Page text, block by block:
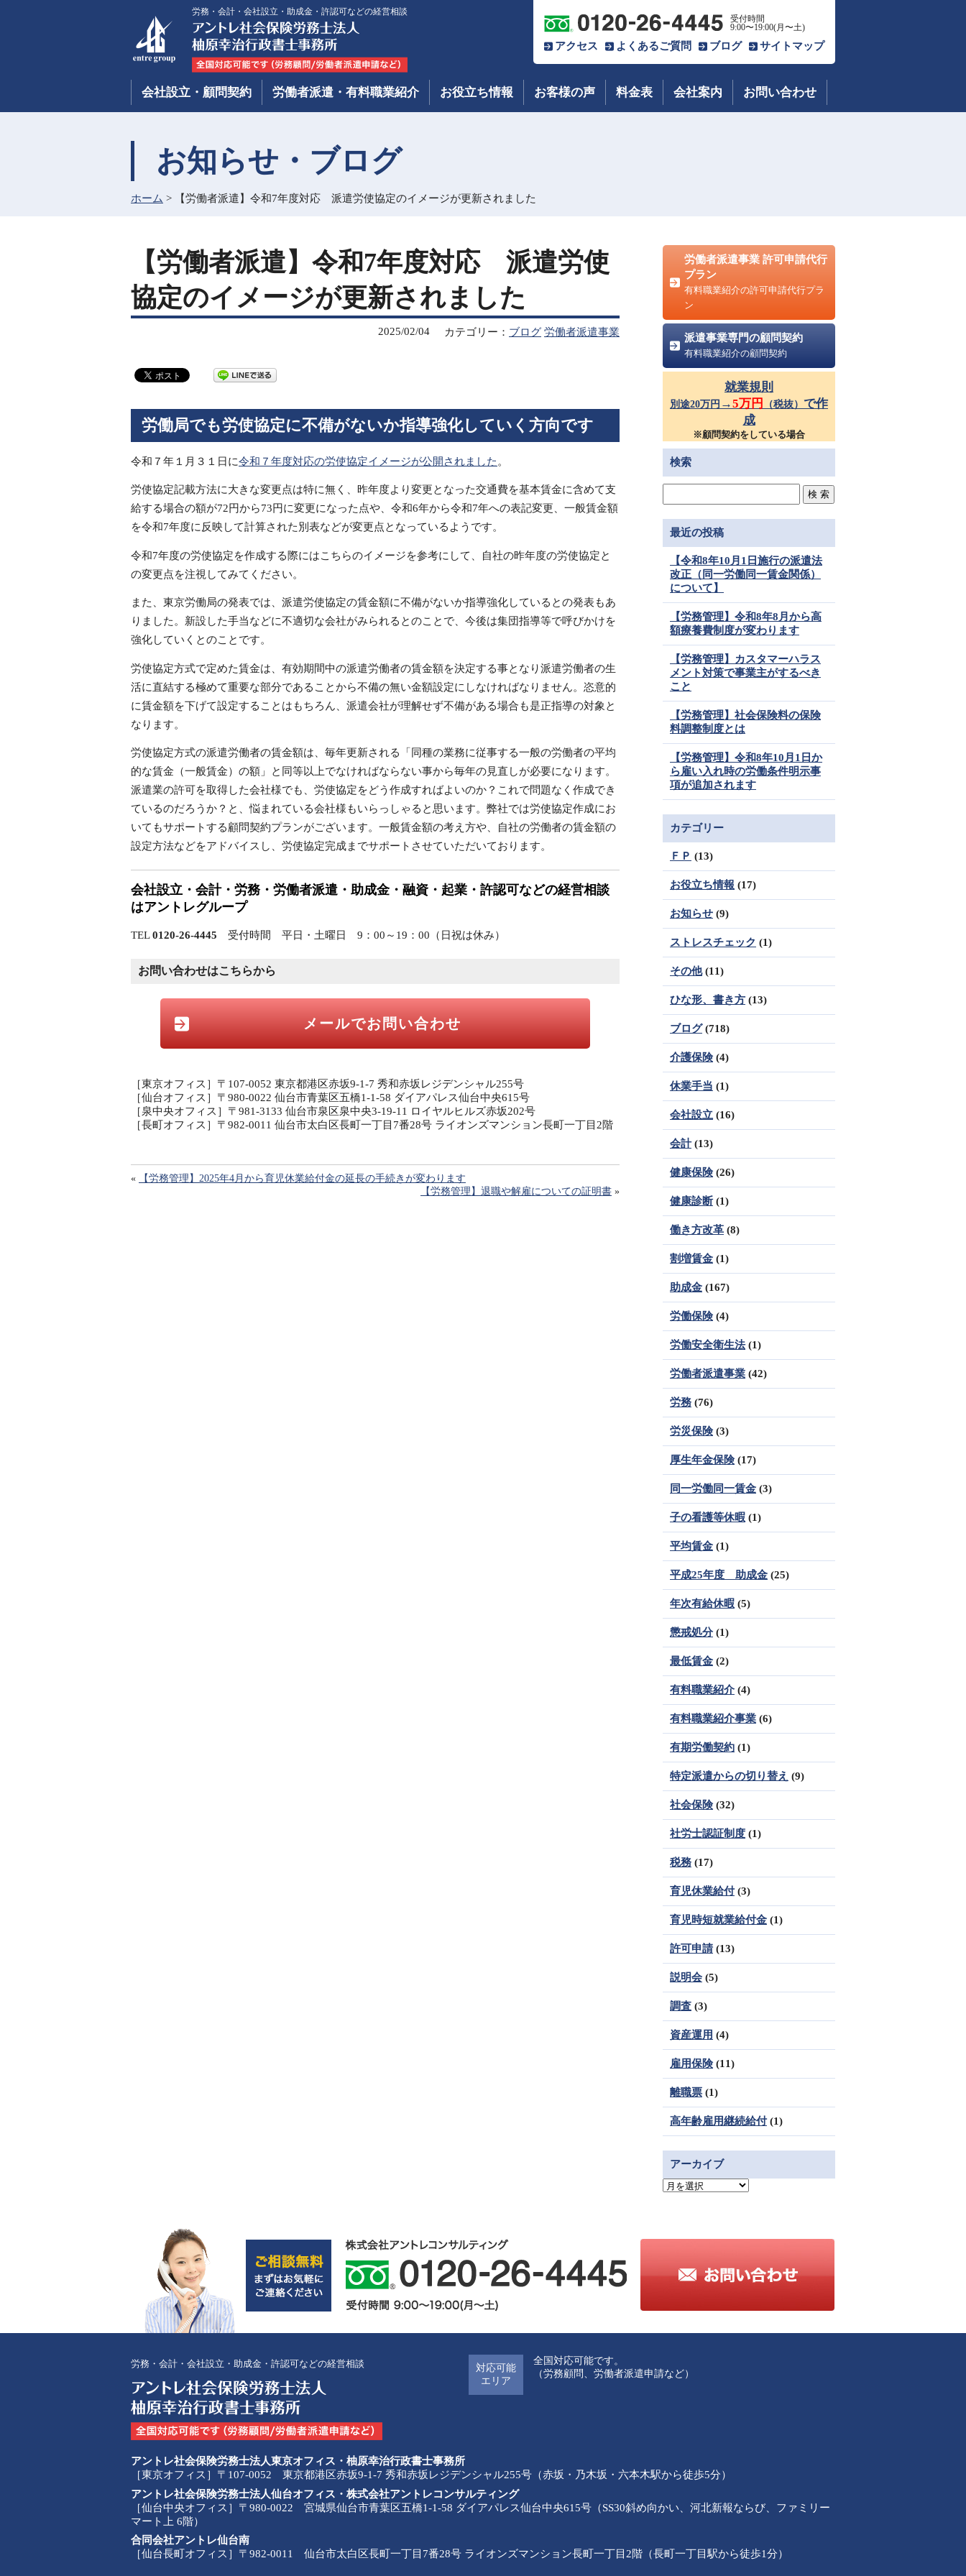
労務・会計・会社設立・助成金・許認可などの経営相談
受付時間
9:00〜19:00(月〜土)
アクセス よくあるご質問 ブログ サイトマップ
会社設立・顧問契約 労働者派遣・有料職業紹介 お役立ち情報 お客様の声 料金表 会社案内 お問い合わせ
お知らせ・ブログ
ホーム > 【労働者派遣】令和7年度対応 派遣労使協定のイメージが更新されました
【労働者派遣】令和7年度対応 派遣労使
協定のイメージが更新されました
カテゴリー： ブログ 労働者派遣事業
2025/02/04
労働局でも労使協定に不備がないか指導強化していく方向です
令和７年１月３１日に令和７年度対応の労使協定イメージが公開されました 。
労使協定記載方法に大きな変更点は特に無く、昨年度より変更となった交通費を基本賃金に含めて支
給する場合の額が72円から73円に変更になった点や、令和6年から令和7年への表記変更、一般賃金額
を令和7年度に反映して計算された別表などが変更点となっているようです。
令和7年度の労使協定を作成する際にはこちらのイメージを参考にして、自社の昨年度の労使協定と
の変更点を注視してみてください。
また、東京労働局の発表では、派遣労使協定の賃金額に不備がないか指導強化しているとの発表もあ
りました。新設した手当などに不適切な会社がみられるとのことで、今後は集団指導等で呼びかけを
強化していくとのことです。
労使協定方式で定めた賃金は、有効期間中の派遣労働者の賃金額を決定する事となり派遣労働者の生
活に直結する極めて重要な部分であることから不備の無い金額設定にしなければなりません。恣意的
に賃金額を下げて設定することはもちろん、派遣会社が理解せず不備がある場合も是正指導の対象と
なります。
労使協定方式の派遣労働者の賃金額は、毎年更新される「同種の業務に従事する一般の労働者の平均
的な賃金（一般賃金）の額」と同等以上でなければならない事から毎年の見直しが必要になります。
派遣業の許可を取得した会社様でも、労使協定をどう作成すればよいのか？これで問題なく作成でき
ているのだろうか？と、悩まれている会社様もいらっしゃると思います。弊社では労使協定作成にお
いてもサポートする顧問契約プランがございます。一般賃金額の考え方や、自社の労働者の賃金額の
設定方法などをアドバイスし、労使協定完成までサポートさせていただいております。
会社設立・会計・労務・労働者派遣・助成金・融資・起業・許認可などの経営相談
はアントレグループ
TEL0120-26-4445 受付時間 平日・土曜日 9：00～19：00（日祝は休み）
お問い合わせはこちらから
メールでお問い合わせ
［東京オフィス］〒107-0052 東京都港区赤坂9-1-7 秀和赤坂レジデンシャル255号
［仙台オフィス］〒980-0022 仙台市青葉区五橋1-1-58 ダイアパレス仙台中央615号
［泉中央オフィス］〒981-3133 仙台市泉区泉中央3-19-11 ロイヤルヒルズ赤坂202号
［長町オフィス］〒982-0011 仙台市太白区長町一丁目7番28号 ライオンズマンション長町一丁目2階
«
【労務管理】2025年4月から育児休業給付金の延長の手続きが変わります
【労務管理】退職や解雇についての証明書 »
労働者派遣事業 許可申請代行
プラン
有料職業紹介の許可申請代行プラ
ン
派遣事業専門の顧問契約
有料職業紹介の顧問契約
就業規則
別途20万円 →5万円 （税抜） で作
成
※顧問契約をしている場合
検索
最近の投稿
【令和8年10月1日施行の派遣法
改正（同一労働同一賃金関係）
について】
【労務管理】令和8年8月から高
額療養費制度が変わります
【労務管理】カスタマーハラス
メント対策で事業主がするべき
こと
【労務管理】社会保険料の保険
料調整制度とは
【労務管理】令和8年10月1日か
ら雇い入れ時の労働条件明示事
項が追加されます
カテゴリー
ＦＰ (13)
お役立ち情報 (17)
お知らせ (9)
ストレスチェック (1)
その他(11)
ひな形、書き方 (13)
ブログ(718)
介護保険(4)
休業手当 (1)
会社設立 (16)
会計(13)
健康保険(26)
健康診断(1)
働き方改革 (8)
割増賃金 (1)
助成金 (167)
労働保険(4)
労働安全衛生法(1)
労働者派遣事業 (42)
労務 (76)
労災保険(3)
厚生年金保険(17)
同一労働同一賃金 (3)
子の看護等休暇 (1)
平均賃金 (1)
平成25年度 助成金 (25)
年次有給休暇 (5)
懲戒処分(1)
最低賃金 (2)
有料職業紹介(4)
有料職業紹介事業 (6)
有期労働契約 (1)
特定派遣からの切り替え (9)
社会保険(32)
社労士認証制度 (1)
税務 (17)
育児休業給付(3)
育児時短就業給付金 (1)
許可申請 (13)
説明会 (5)
調査 (3)
資産運用 (4)
雇用保険(11)
離職票 (1)
高年齢雇用継続給付(1)
アーカイブ
ア
ブ
労務・会計・会社設立・助成金・許認可などの経営相談
対応可能
エリア
全国対応可能です。
（労務顧問、労働者派遣申請など）
アントレ社会保険労務士法人東京オフィス・柚原幸治行政書士事務所
［東京オフィス］〒107-0052 東京都港区赤坂9-1-7 秀和赤坂レジデンシャル255号（赤坂・乃木坂・六本木駅から徒歩5分）
アントレ社会保険労務士法人仙台オフィス・株式会社アントレコンサルティング
［仙台中央オフィス］〒980-0022 宮城県仙台市青葉区五橋1-1-58 ダイアパレス仙台中央615号（SS30斜め向かい、河北新報ならび、ファミリー
マート上 6階）
合同会社アントレ仙台南
［仙台長町オフィス］〒982-0011 仙台市太白区長町一丁目7番28号 ライオンズマンション長町一丁目2階（長町一丁目駅から徒歩1分）